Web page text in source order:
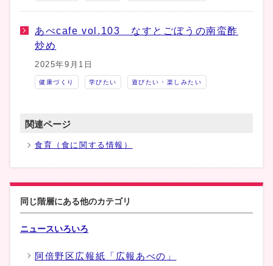
あべcafe vol.103 なすとごぼうの南蛮酢
炒め
2025年9月1日
健康づくり 学びたい 遊びたい・楽しみたい
関連ページ
食育（食に関する情報）
同じ階層にある他のカテゴリ
ニュースいろいろ
阿倍野区広報紙「広報あべの」